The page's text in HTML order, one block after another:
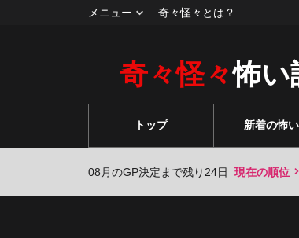
メニュー 奇々怪々とは？
奇々怪々怖い
トップ 新着の怖
08月のGP決定まで残り24日 現在の順位